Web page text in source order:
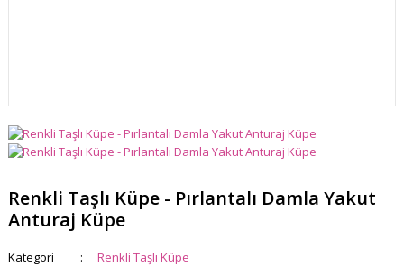
Renkli Taşlı Küpe - Pırlantalı Damla Yakut
Anturaj Küpe
Kategori
Renkli Taşlı Küpe